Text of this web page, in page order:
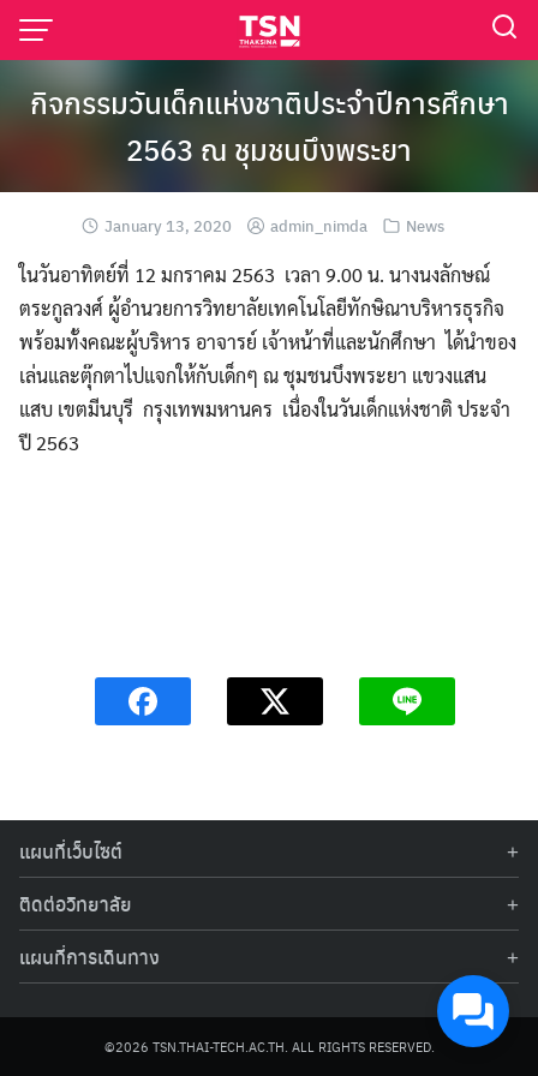
กิจกรรมวันเด็กแห่งชาติประจำปีการศึกษา
2563 ณ ชุมชนบึงพระยา
January 13, 2020 admin_nimda News
ในวันอาทิตย์ที่ 12 มกราคม 2563 เวลา 9.00 น. นางนงลักษณ์
ตระกูลวงศ์ ผู้อำนวยการวิทยาลัยเทคโนโลยีทักษิณาบริหารธุรกิจ
พร้อมทั้งคณะผู้บริหาร อาจารย์ เจ้าหน้าที่และนักศึกษา ได้นำของ
เล่นและตุ๊กตาไปแจกให้กับเด็กๆ ณ ชุมชนบึงพระยา แขวงแสน
แสบ เขตมีนบุรี กรุงเทพมหานคร เนื่องในวันเด็กแห่งชาติ ประจำ
ปี 2563
แผนที่เว็บไซต์
สมัครเรียน
คณะวิชาการการค้าปลีก
สาขาวิชาการจัดการโลจิสติกส์
ติดต่อวิทยาลัย
โทรัพท์: 02-517-3999, 086-478-9923, 086-478-9924
อีเมล:infotsn@thai-tech.ac.th
เลขที่ 850 ถนนรามอินทรา กม.12 แขวงคันนายาว เขตคันนายาว
แผนที่การเดินทาง
©2026 TSN.THAI-TECH.AC.TH. ALL RIGHTS RESERVED.